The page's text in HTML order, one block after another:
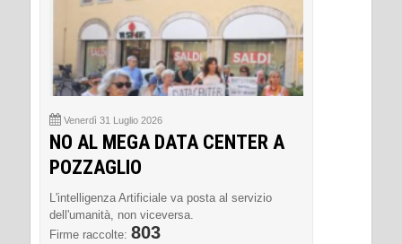
Venerdì 31 Luglio 2026
NO AL MEGA DATA CENTER A
POZZAGLIO
L'intelligenza Artificiale va posta al servizio
dell'umanità, non viceversa.
Firme raccolte: 803